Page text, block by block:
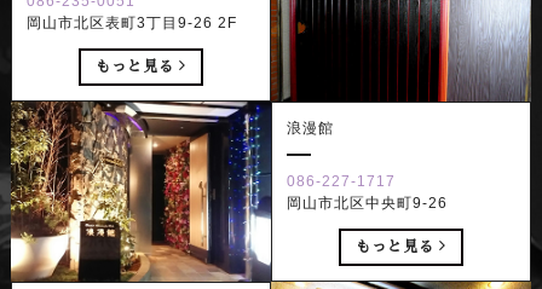
岡山市北区表町3丁目9-26 2F
もっと見る
浪漫館
086-227-1717
岡山市北区中央町9-26
もっと見る